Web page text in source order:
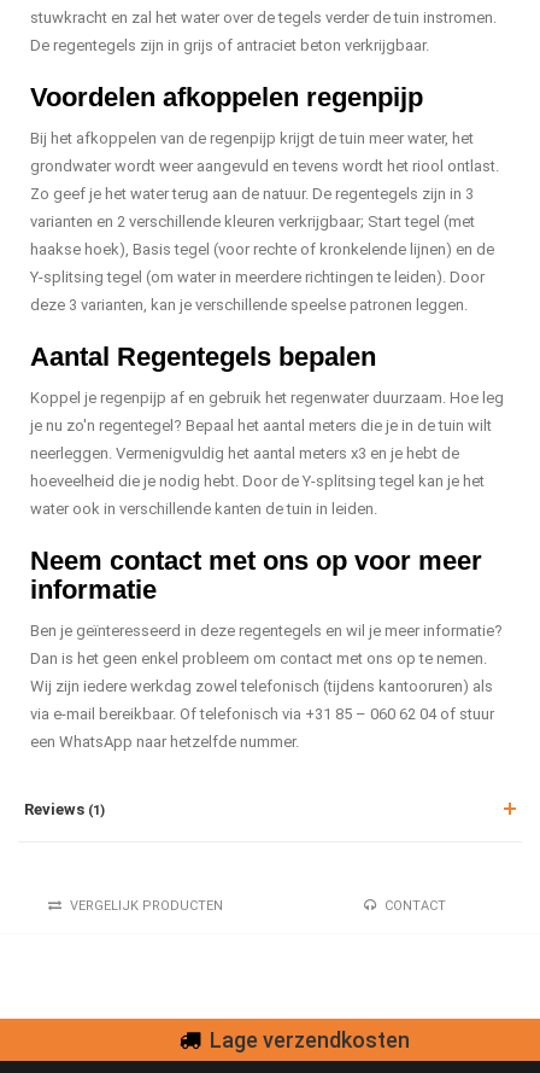
stuwkracht en zal het water over de tegels verder de tuin instromen.
De regentegels zijn in grijs of antraciet beton verkrijgbaar.
Voordelen afkoppelen regenpijp
Bij het afkoppelen van de regenpijp krijgt de tuin meer water, het
grondwater wordt weer aangevuld en tevens wordt het riool ontlast.
Zo geef je het water terug aan de natuur. De regentegels zijn in 3
varianten en 2 verschillende kleuren verkrijgbaar; Start tegel (met
haakse hoek), Basis tegel (voor rechte of kronkelende lijnen) en de
Y-splitsing tegel (om water in meerdere richtingen te leiden). Door
deze 3 varianten, kan je verschillende speelse patronen leggen.
Aantal Regentegels bepalen
Koppel je regenpijp af en gebruik het regenwater duurzaam. Hoe leg
je nu zo'n regentegel? Bepaal het aantal meters die je in de tuin wilt
neerleggen. Vermenigvuldig het aantal meters x3 en je hebt de
hoeveelheid die je nodig hebt. Door de Y-splitsing tegel kan je het
water ook in verschillende kanten de tuin in leiden.
Neem contact met ons op voor meer
informatie
Ben je geïnteresseerd in deze regentegels en wil je meer informatie?
Dan is het geen enkel probleem om contact met ons op te nemen.
Wij zijn iedere werkdag zowel telefonisch (tijdens kantooruren) als
via e-mail bereikbaar. Of telefonisch via +31 85 – 060 62 04 of stuur
een WhatsApp naar hetzelfde nummer.
Reviews (1)
VERGELIJK PRODUCTEN CONTACT
Lage verzendkosten